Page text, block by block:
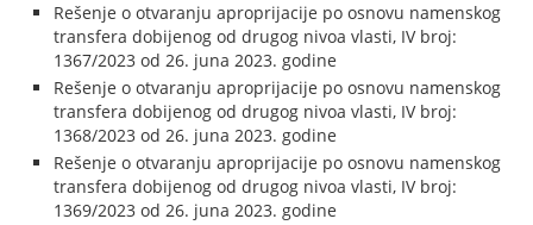
Rešenje o otvaranju aproprijacije po osnovu namenskog
transfera dobijenog od drugog nivoa vlasti, IV broj:
1367/2023 od 26. juna 2023. godine
Rešenje o otvaranju aproprijacije po osnovu namenskog
transfera dobijenog od drugog nivoa vlasti, IV broj:
1368/2023 od 26. juna 2023. godine
Rešenje o otvaranju aproprijacije po osnovu namenskog
transfera dobijenog od drugog nivoa vlasti, IV broj:
1369/2023 od 26. juna 2023. godine